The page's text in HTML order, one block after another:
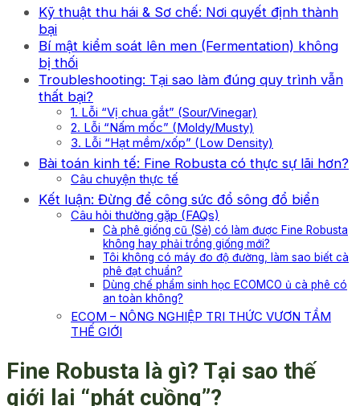
Kỹ thuật thu hái & Sơ chế: Nơi quyết định thành
bại
Bí mật kiểm soát lên men (Fermentation) không
bị thối
Troubleshooting: Tại sao làm đúng quy trình vẫn
thất bại?
1. Lỗi “Vị chua gắt” (Sour/Vinegar)
2. Lỗi “Nấm mốc” (Moldy/Musty)
3. Lỗi “Hạt mềm/xốp” (Low Density)
Bài toán kinh tế: Fine Robusta có thực sự lãi hơn?
Câu chuyện thực tế
Kết luận: Đừng để công sức đổ sông đổ biển
Câu hỏi thường gặp (FAQs)
Cà phê giống cũ (Sẻ) có làm được Fine Robusta
không hay phải trồng giống mới?
Tôi không có máy đo độ đường, làm sao biết cà
phê đạt chuẩn?
Dùng chế phẩm sinh học ECOMCO ủ cà phê có
an toàn không?
ECOM – NÔNG NGHIỆP TRI THỨC VƯƠN TẦM
THẾ GIỚI
Fine Robusta là gì? Tại sao thế
giới lại “phát cuồng”?